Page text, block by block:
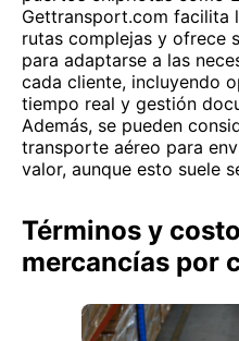
Gettransport.com facilita
rutas complejas y ofrece
para adaptarse a las
cada cliente, incluyendo
tiempo real y gestión
Además, se pueden
transporte aéreo para
valor, aunque esto suele
Términos y
mercancías por